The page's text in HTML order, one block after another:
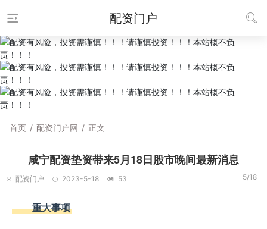
配资门户
首页 / 配资门户网 / 正文
咸宁配资垫资带来5月18日股市晚间最新消息
配资门户 2023-5-18 53 5/18
重大事项